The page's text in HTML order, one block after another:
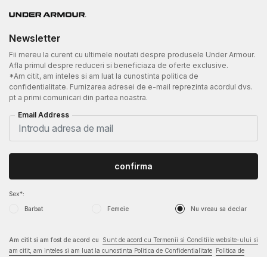
Newsletter
Fii mereu la curent cu ultimele noutati despre produsele Under Armour.
Afla primul despre reduceri si beneficiaza de oferte exclusive.
*Am citit, am inteles si am luat la cunostinta politica de
confidentialitate. Furnizarea adresei de e-mail reprezinta acordul dvs.
pt a primi comunicari din partea noastra.
Email Address
Sex*:
Barbat Femeie Nu vreau sa declar
confirma
Am citit si am fost de acord cu
Sunt de acord cu Termenii si Conditiile website-ului si
am citit, am inteles si am luat la cunostinta Politica de Confidentialitate
Politica de